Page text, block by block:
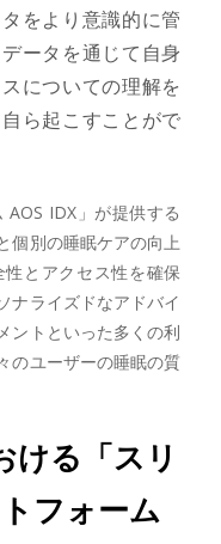
をより意識的に管
ータを通じて自身
についての理解を
ら起こすことがで
AOS IDX」が提供する
個別の睡眠ケアの向上
とアクセス性を確保
ナライズドなアドバイ
ントといった多くの利
のユーザーの睡眠の質
ける「スリ
フォーム